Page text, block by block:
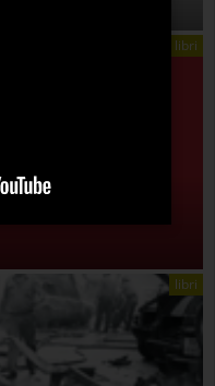
libri
libri